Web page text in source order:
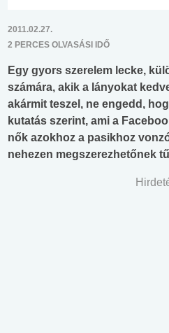
2011.02.27.
2 PERCES OLVASÁSI IDŐ
Egy gyors szerelem lecke,
számára, akik a lányokat
akármit teszel, ne engedd,
kutatás szerint, ami a
nők azokhoz a pasikhoz
nehezen megszerezhetőnek